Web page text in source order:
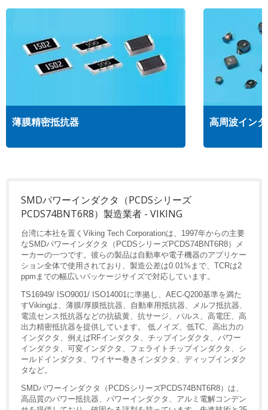
薄膜精密抵抗器 高周波イン
SMDパワーインダクタ（PCDSシリーズ
PCDS74BNT6R8）製造業者 - VIKING
台湾に本社を置くViking Tech Corporationは、1997年からの主要
なSMDパワーインダクタ（PCDSシリーズPCDS74BNT6R8）メ
ーカーの一つです。彼らの製品は自動車や電子機器のアプリケー
ション全体で使用されており、製造公差は0.01%まで、TCRは2
ppmまでの幅広いパッケージサイズで対応しています。
TS16949/ ISO9001/ ISO14001に準拠し、AEC-Q200基準を満た
すVikingは、薄膜/厚膜抵抗器、自動車用抵抗器、メルフ抵抗器、
電流センス抵抗器などの抗硫黄、抗サージ、パルス、高電圧、高
出力精密抵抗器を提供しています。 低ノイズ、低TC、高出力の
インダクタ、例えばRFインダクタ、チップインダクタ、パワー
インダクタ、可変インダクタ、フェライトチップインダクタ、シ
ールドインダクタ、ワイヤー巻きインダクタ、ディップインダク
タなど。
SMDパワーインダクタ（PCDSシリーズPCDS74BNT6R8）は、
高品質のパワー抵抗器、パワーインダクタ、アルミ電解コンデン